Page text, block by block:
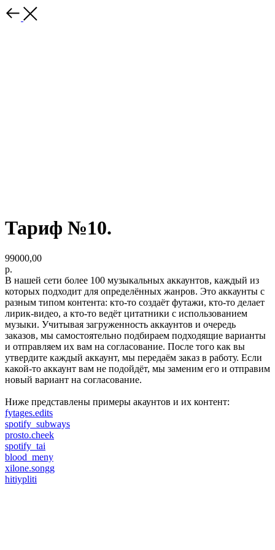
Тариф №10.
99000,00
р.
В нашей сети более 100 музыкальных аккаунтов, каждый из
которых подходит для определённых жанров. Это аккаунты с
разным типом контента: кто-то создаёт футажи, кто-то делает
лирик-видео, а кто-то ведёт цитатники с использованием
музыки. Учитывая загруженность аккаунтов и очередь
заказов, мы самостоятельно подбираем подходящие варианты
и отправляем их вам на согласование. После того как вы
утвердите каждый аккаунт, мы передаём заказ в работу. Если
какой-то аккаунт вам не подойдёт, мы заменим его и отправим
новый вариант на согласование.
Ниже представлены примеры акаунтов и их контент:
fytages.edits
spotify_subways
prosto.cheek
spotify_tai
blood_meny
xilone.songg
hitiypliti